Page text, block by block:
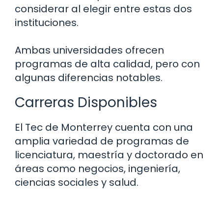
considerar al elegir entre estas dos
instituciones.
Ambas universidades ofrecen
programas de alta calidad, pero con
algunas diferencias notables.
Carreras Disponibles
El Tec de Monterrey cuenta con una
amplia variedad de programas de
licenciatura, maestría y doctorado en
áreas como negocios, ingeniería,
ciencias sociales y salud.